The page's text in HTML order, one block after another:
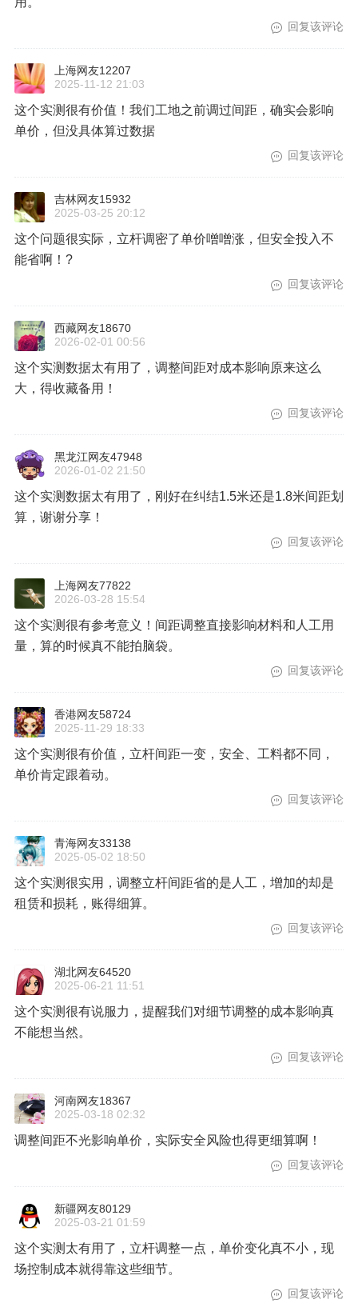
回复该评论
上海网友12207
2025-11-12 21:03
这个实测很有价值！我们工地之前调过间距，确实会影响
单价，但没具体算过数据
回复该评论
吉林网友15932
2025-03-25 20:12
这个问题很实际，立杆调密了单价噌噌涨，但安全投入不
能省啊！?
回复该评论
西藏网友18670
2026-02-01 00:56
这个实测数据太有用了，调整间距对成本影响原来这么
大，得收藏备用！
回复该评论
黑龙江网友47948
2026-01-02 21:50
这个实测数据太有用了，刚好在纠结1.5米还是1.8米间距划
算，谢谢分享！
回复该评论
上海网友77822
2026-03-28 15:54
这个实测很有参考意义！间距调整直接影响材料和人工用
量，算的时候真不能拍脑袋。
回复该评论
香港网友58724
2025-11-29 18:33
这个实测很有价值，立杆间距一变，安全、工料都不同，
单价肯定跟着动。
回复该评论
青海网友33138
2025-05-02 18:50
这个实测很实用，调整立杆间距省的是人工，增加的却是
租赁和损耗，账得细算。
回复该评论
湖北网友64520
2025-06-21 11:51
这个实测很有说服力，提醒我们对细节调整的成本影响真
不能想当然。
回复该评论
河南网友18367
2025-03-18 02:32
调整间距不光影响单价，实际安全风险也得更细算啊！
回复该评论
新疆网友80129
2025-03-21 01:59
这个实测太有用了，立杆调整一点，单价变化真不小，现
场控制成本就得靠这些细节。
回复该评论